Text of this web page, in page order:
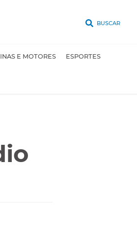
BUSCAR
E MOTORES ESPORTES